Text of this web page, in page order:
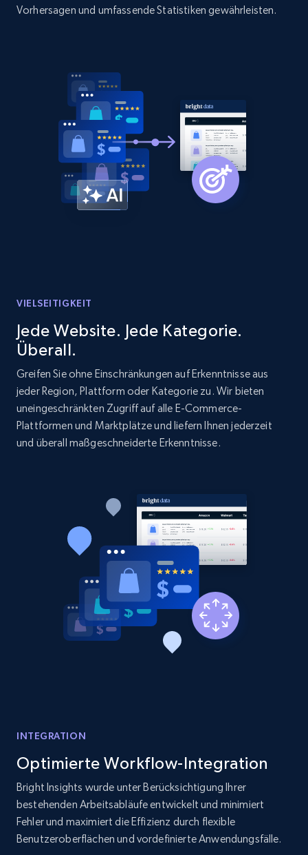
Vorhersagen und umfassende Statistiken gewährleisten.
VIELSEITIGKEIT
Jede Website. Jede Kategorie.
Überall.
Greifen Sie ohne Einschränkungen auf Erkenntnisse aus
jeder Region, Plattform oder Kategorie zu. Wir bieten
uneingeschränkten Zugriff auf alle E-Commerce-
Plattformen und Marktplätze und liefern Ihnen jederzeit
und überall maßgeschneiderte Erkenntnisse.
INTEGRATION
Optimierte Workflow-Integration
Bright Insights wurde unter Berücksichtigung Ihrer
bestehenden Arbeitsabläufe entwickelt und minimiert
Fehler und maximiert die Effizienz durch flexible
Benutzeroberflächen und vordefinierte Anwendungsfälle.